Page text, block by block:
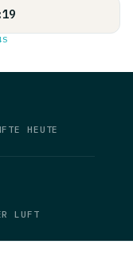
HEUTE
LUFT